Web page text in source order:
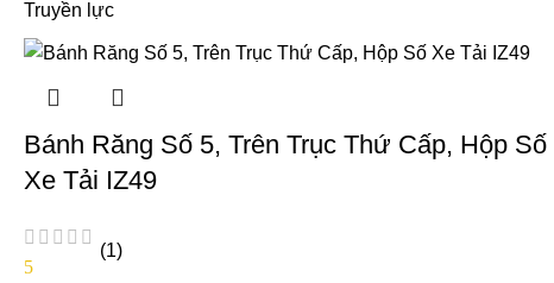
Truyền lực
Bánh Răng Số 5, Trên Trục Thứ Cấp, Hộp Số
Xe Tải IZ49
5
(1)